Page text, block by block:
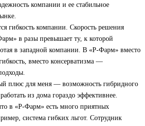
компании и ее стабильное
гибкость компании. Скорость решения
в разы превышает ту, к которой
в западной компании. В «Р-Фарм» вместо
вместо консерватизма —
плюс для меня — возможность гибридного
из дома гораздо эффективнее.
в «Р-Фарм» есть много приятных
система гибких льгот. Сотрудник